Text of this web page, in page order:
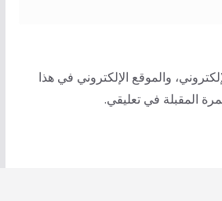
والموقع الإلكتروني في هذا
المقبلة في تعليقي.